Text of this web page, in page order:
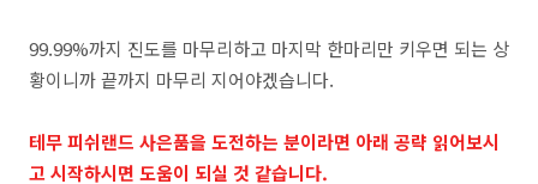
99.99%까지 진도를 마무리하고 마지막 한마리만 키우면 되는 상
황이니까 끝까지 마무리 지어야겠습니다.
테무 피쉬랜드 사은품을 도전하는 분이라면 아래 공략 읽어보시
고 시작하시면 도움이 되실 것 같습니다.